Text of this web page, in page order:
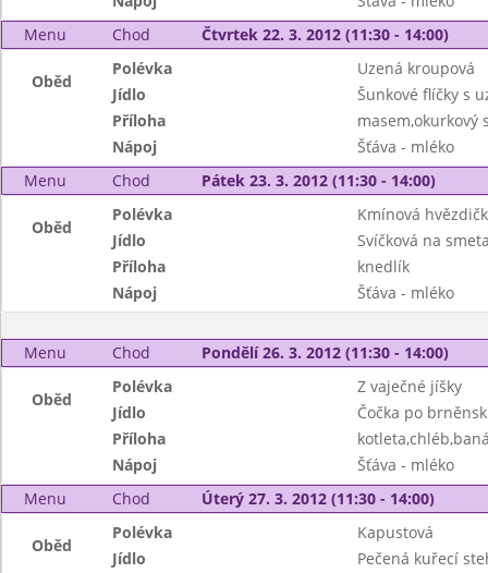
Menu
Chod Čtvrtek 22. 3. 2012 (11:30 - 14:00)
Oběd
Polévka
Uzená kroupová
Jídlo
Šunkové flíčky s
Příloha
masem,okurkový
Nápoj
Šťáva - mléko
Menu
Chod Pátek 23. 3. 2012 (11:30 - 14:00)
Oběd
Polévka
Kmínová
Jídlo
Svíčková na
Příloha
knedlík
Nápoj
Šťáva - mléko
Menu Chod Pondělí 26. 3. 2012 (11:30 - 14:00)
Oběd
Polévka
Z vaječné jíšky
Jídlo
Čočka po
Příloha
Nápoj
Šťáva - mléko
Menu
Chod Úterý 27. 3. 2012 (11:30 - 14:00)
Oběd
Polévka
Kapustová
Jídlo
Pečená kuřecí